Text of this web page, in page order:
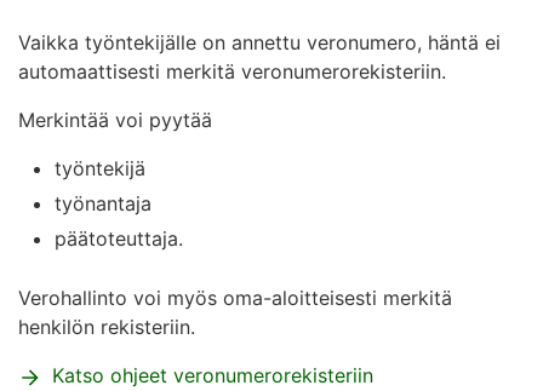
Vaikka työntekijälle on annettu veronumero, häntä ei
automaattisesti merkitä veronumerorekisteriin.
Merkintää voi pyytää
työntekijä
työnantaja
päätoteuttaja.
Verohallinto voi myös oma-aloitteisesti merkitä
henkilön rekisteriin.
Katso ohjeet veronumerorekisteriin